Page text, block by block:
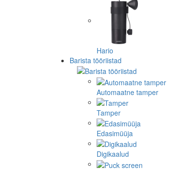
Hario
Barista tööriistad
Automaatne tamper
Tamper
Edasimüüja
Digikaalud